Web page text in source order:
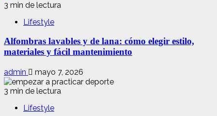
3 min de lectura
Lifestyle
Alfombras lavables y de lana: cómo elegir estilo,
materiales y fácil mantenimiento
admin mayo 7, 2026
3 min de lectura
Lifestyle